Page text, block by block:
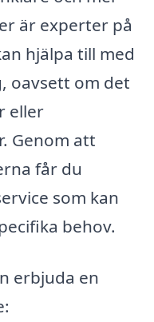
är experter på
hjälpa till med
oavsett om det
eller
Genom att
får du
som kan
behov.
erbjuda en